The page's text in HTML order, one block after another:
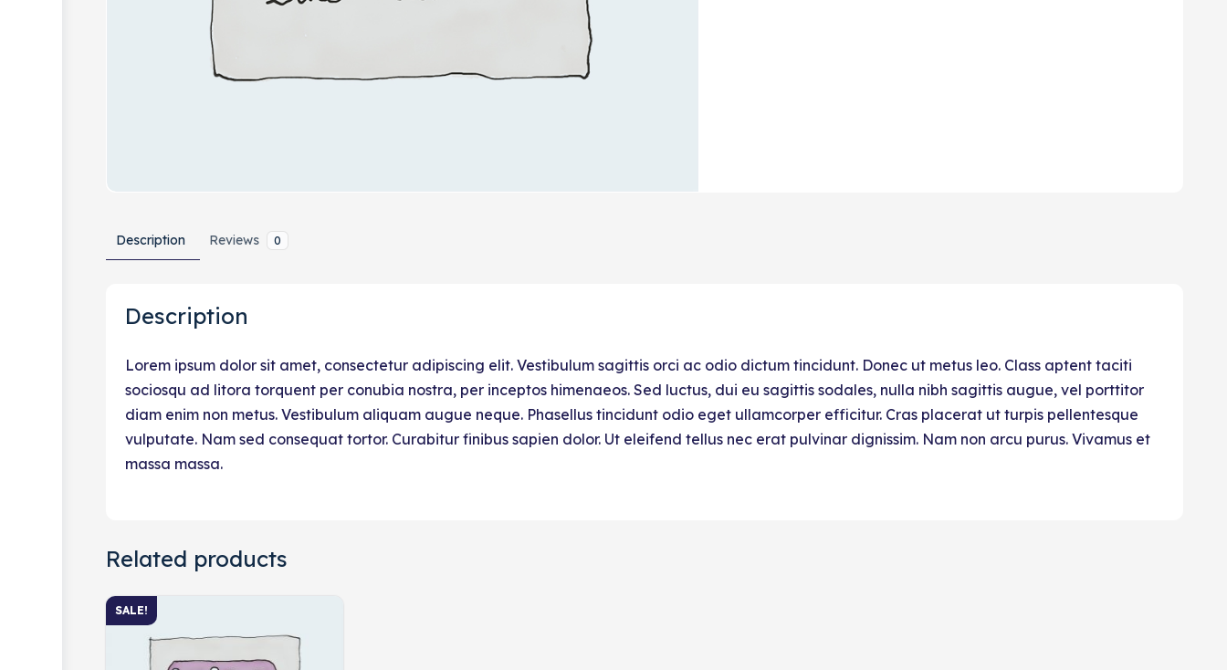
Description Reviews 0
Description
Lorem ipsum dolor sit amet, consectetur adipiscing elit. Vestibulum sagittis orci ac odio dictum tincidunt. Donec ut metus leo. Class aptent taciti
sociosqu ad litora torquent per conubia nostra, per inceptos himenaeos. Sed luctus, dui eu sagittis sodales, nulla nibh sagittis augue, vel porttitor
diam enim non metus. Vestibulum aliquam augue neque. Phasellus tincidunt odio eget ullamcorper efficitur. Cras placerat ut turpis pellentesque
vulputate. Nam sed consequat tortor. Curabitur finibus sapien dolor. Ut eleifend tellus nec erat pulvinar dignissim. Nam non arcu purus. Vivamus et
massa massa.
Related products
SALE!